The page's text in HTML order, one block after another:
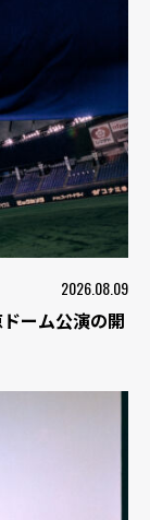
2026.08.09
ーム公演の開